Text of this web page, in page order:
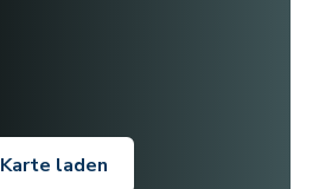
Karte laden